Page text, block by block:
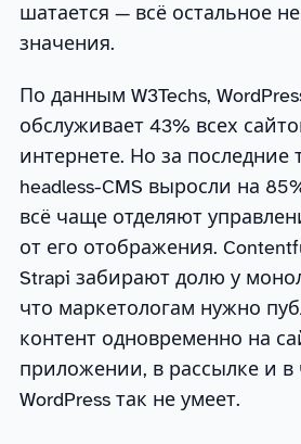
шатается — всё остальное
значения.
По данным W3Techs,
обслуживает 43% всех
интернете. Но за последние
headless-CMS выросли на
всё чаще отделяют
от его отображения.
Strapi забирают долю у
что маркетологам нужно
контент одновременно на
приложении, в рассылке и в
WordPress так не умеет.